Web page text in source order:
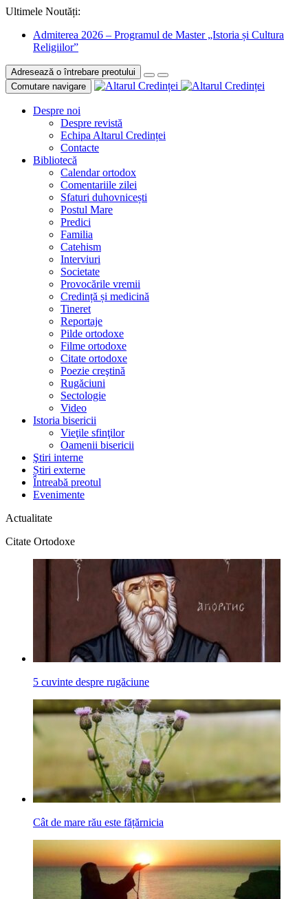
Ultimele Noutăți:
Admiterea 2026 – Programul de Master „Istoria și Cultura
Religiilor”
Adresează o întrebare preotului
Comutare navigare
Despre noi
Despre revistă
Echipa Altarul Credinței
Contacte
Bibliotecă
Calendar ortodox
Comentariile zilei
Sfaturi duhovnicești
Postul Mare
Predici
Familia
Catehism
Interviuri
Societate
Provocările vremii
Credință și medicină
Tineret
Reportaje
Pilde ortodoxe
Filme ortodoxe
Citate ortodoxe
Poezie creştină
Rugăciuni
Sectologie
Video
Istoria bisericii
Vieţile sfinţilor
Oamenii bisericii
Ştiri interne
Știri externe
Întreabă preotul
Evenimente
Actualitate
Citate Ortodoxe
5 cuvinte despre rugăciune
Cât de mare rău este fățărnicia